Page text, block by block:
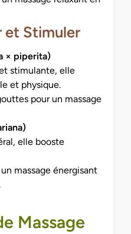
et Stimuler
× piperita)
stimulante, elle
et physique.
pour un massage
elle booste
massage énergisant
Massage